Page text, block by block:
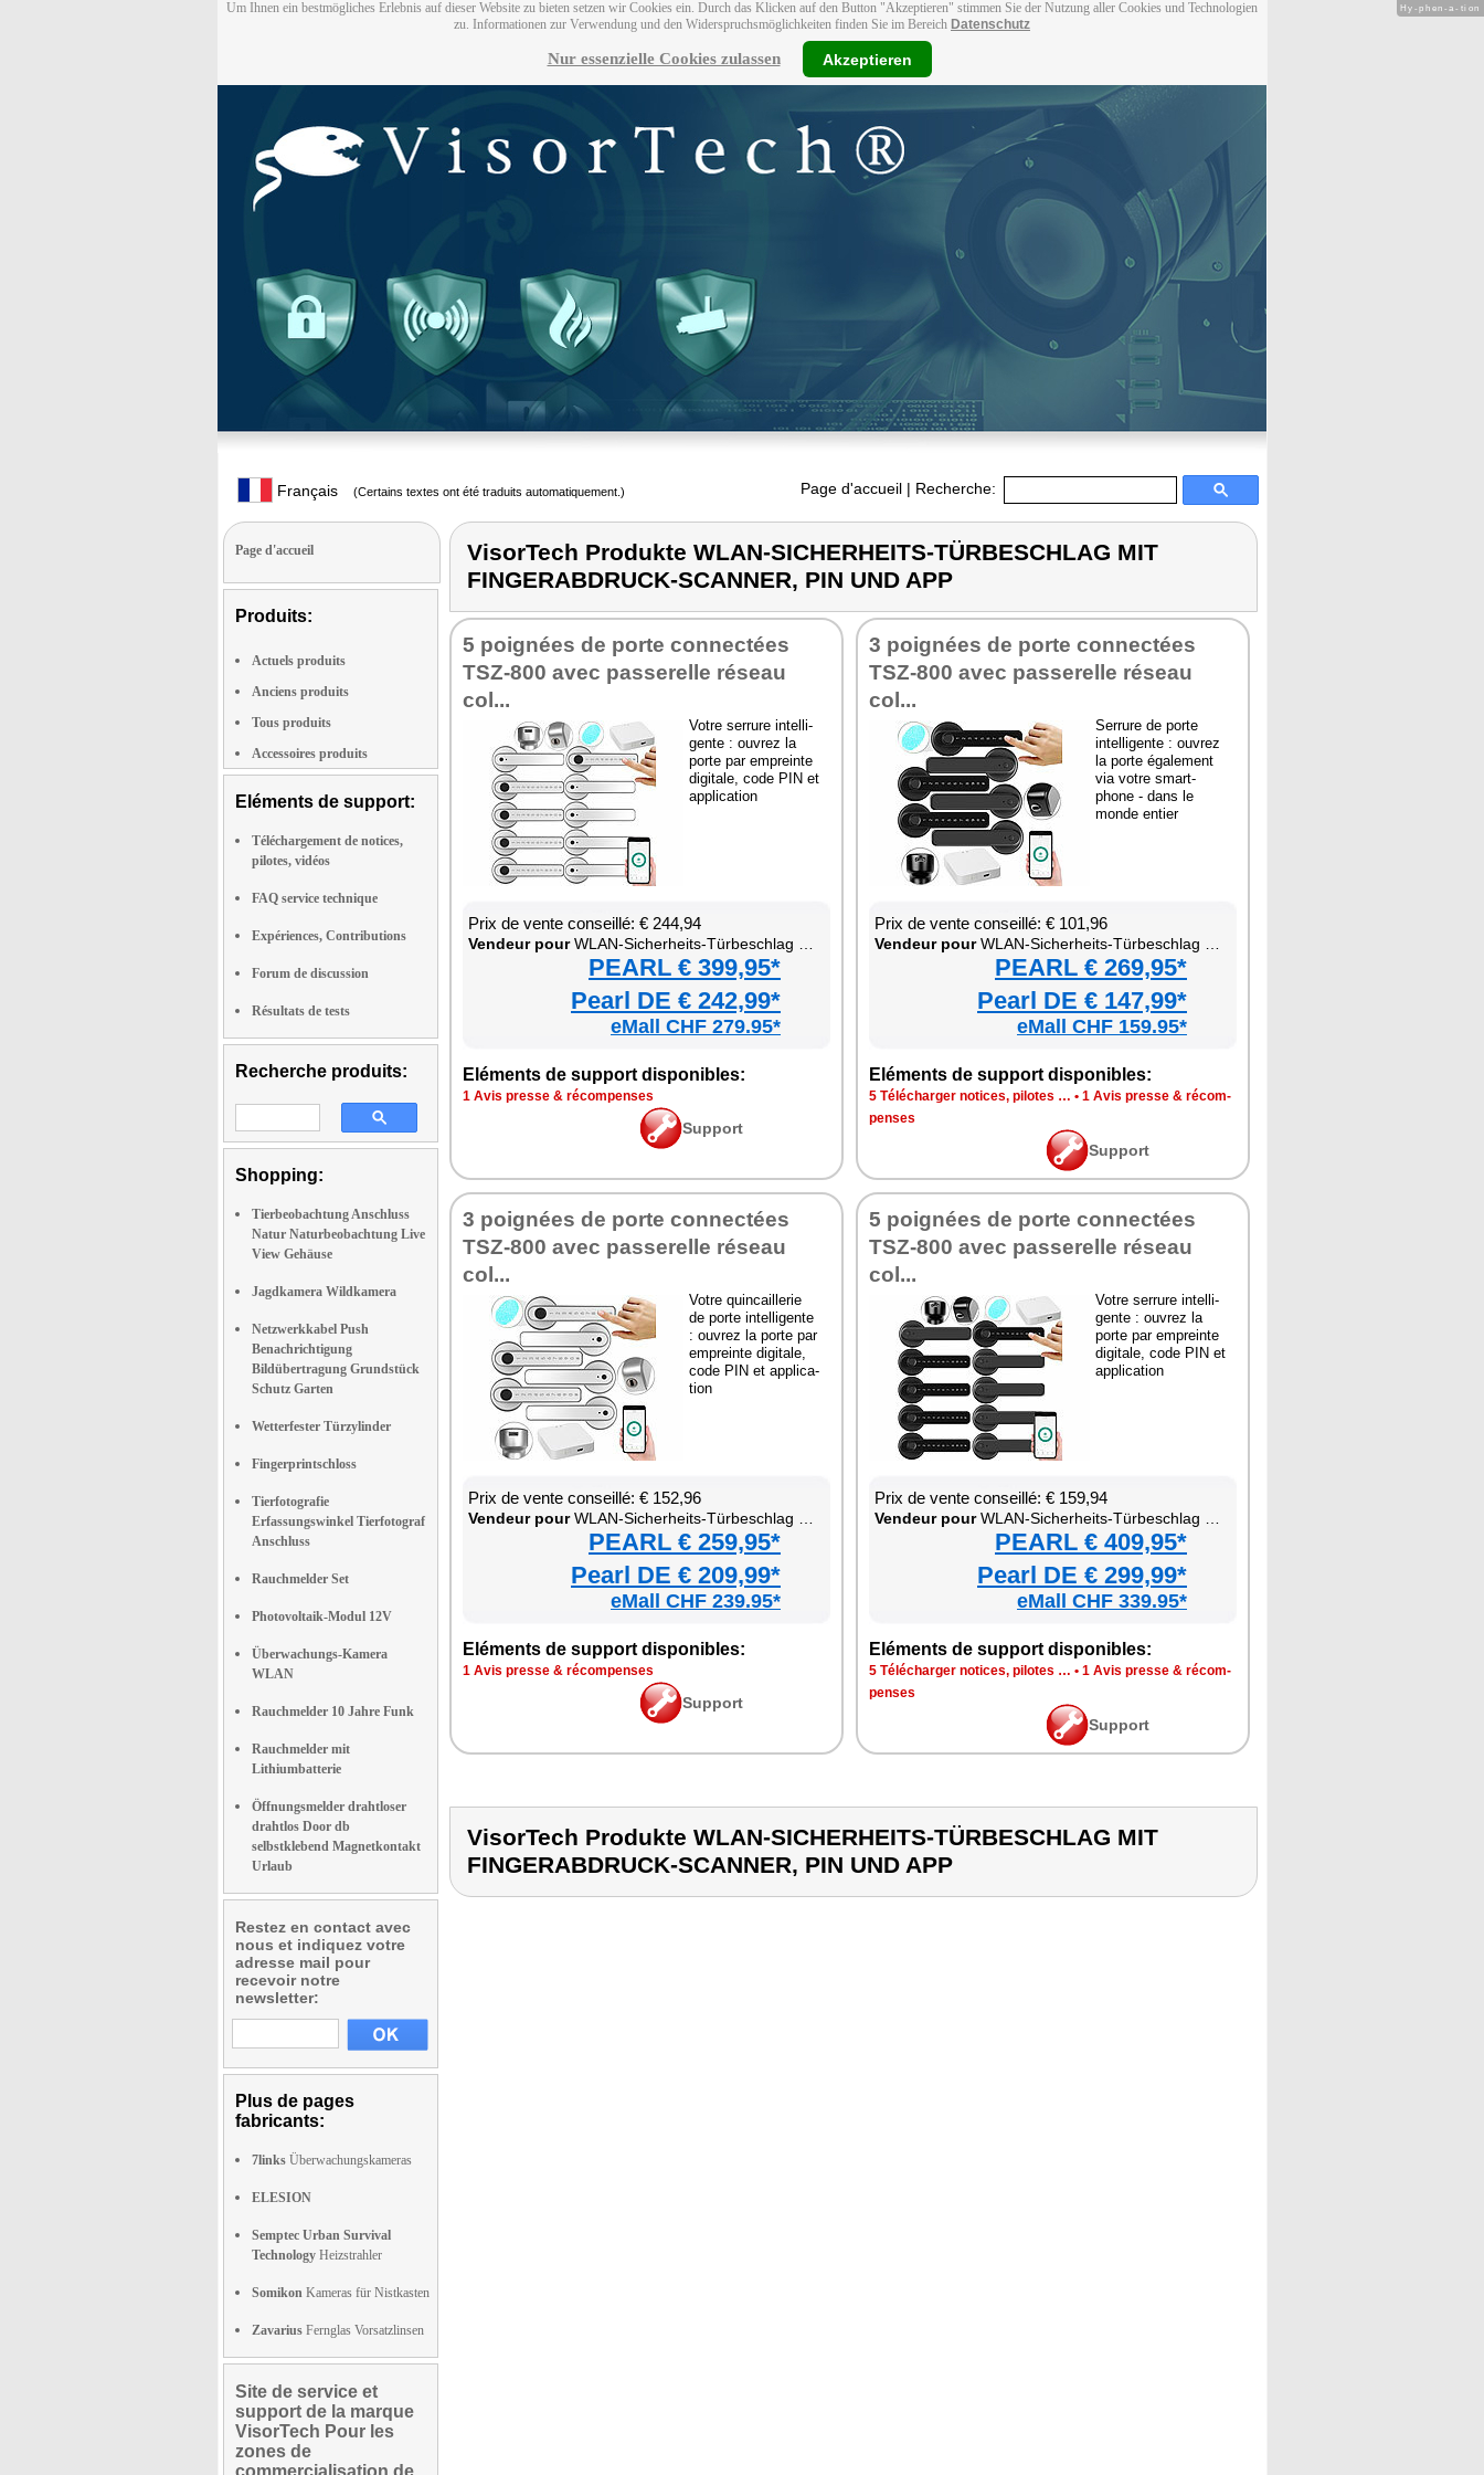
Um Ihnen ein bestmögliches Erlebnis auf dieser Website zu bieten setzen wir Cookies ein. Durch das Klicken auf den Button "Akzeptieren" stimmen Sie der Nutzung aller Cookies und Technologien
zu. Informationen zur Verwendung und den Widerspruchsmöglichkeiten finden Sie im Bereich Datenschutz
Nur essenzielle Cookies zulassen Akzeptieren
Français (Certains textes ont été traduits automatiquement.) Page d'accueil | Recherche:
Page d'accueil
Produits:
Actuels produits
Anciens produits
Tous produits
Accessoires produits
Eléments de support:
Téléchargement de notices,
pilotes, vidéos
FAQ service technique
Expériences, Contributions
Forum de discussion
Résultats de tests
Recherche produits:
Shopping:
Tierbeobachtung Anschluss
Natur Naturbeobachtung Live
View Gehäuse
Jagdkamera Wildkamera
Netzwerkkabel Push
Benachrichtigung
Bildübertragung Grundstück
Schutz Garten
Wetterfester Türzylinder
Fingerprintschloss
Tierfotografie
Erfassungswinkel Tierfotograf
Anschluss
Rauchmelder Set
Photovoltaik-Modul 12V
Überwachungs-Kamera
WLAN
Rauchmelder 10 Jahre Funk
Rauchmelder mit
Lithiumbatterie
Öffnungsmelder drahtloser
drahtlos Door db
selbstklebend Magnetkontakt
Urlaub
Restez en contact avec
nous et indiquez votre
adresse mail pour
recevoir notre
newsletter:
Plus de pages
fabricants:
7links Überwachungskameras
ELESION
Semptec Urban Survival
Technology Heizstrahler
Somikon Kameras für Nistkasten
Zavarius Fernglas Vorsatzlinsen
Site de service et
support de la marque
VisorTech Pour les
zones de
commercialisation de
VisorTech Produkte WLAN-SICHERHEITS-TÜRBESCHLAG MIT
FINGERABDRUCK-SCANNER, PIN UND APP
5 poi­gnées de porte connec­tées
TSZ-800 avec pas­se­relle réseau
col...
Votre ser­rure intel­li­
gente : ouvrez la
porte par empreinte
digi­tale, code PIN et
appli­ca­tion
Prix de vente conseillé: € 244,94
Ven­deur pourWLAN-Siche­rheits-Tür­bes­chlag mit Fin­ge­rab­druck-Scan­ner, PIN und App
PEARL € 399,95*
Pearl DE € 242,99*
eMall CHF 279.95*
Elé­ments de sup­port dis­po­nibles:
1 Avis presse & récom­penses
Sup­port
3 poi­gnées de porte connec­tées
TSZ-800 avec pas­se­relle réseau
col...
Ser­rure de porte
intel­li­gente : ouvrez
la porte éga­le­ment
via votre smart­
phone - dans le
monde entier
Prix de vente conseillé: € 101,96
Ven­deur pourWLAN-Siche­rheits-Tür­bes­chlag mit Fin­ge­rab­druck-Scan­ner, PIN und App
PEARL € 269,95*
Pearl DE € 147,99*
eMall CHF 159.95*
Elé­ments de sup­port dis­po­nibles:
5 Télé­char­ger notices, pilotes … • 1 Avis presse & récom­
penses
Sup­port
3 poi­gnées de porte connec­tées
TSZ-800 avec pas­se­relle réseau
col...
Votre quin­caille­rie
de porte intel­li­gente
: ouvrez la porte par
empreinte digi­tale,
code PIN et appli­ca­
tion
Prix de vente conseillé: € 152,96
Ven­deur pourWLAN-Siche­rheits-Tür­bes­chlag mit Fin­ge­rab­druck-Scan­ner, PIN und App
PEARL € 259,95*
Pearl DE € 209,99*
eMall CHF 239.95*
Elé­ments de sup­port dis­po­nibles:
1 Avis presse & récom­penses
Sup­port
5 poi­gnées de porte connec­tées
TSZ-800 avec pas­se­relle réseau
col...
Votre ser­rure intel­li­
gente : ouvrez la
porte par empreinte
digi­tale, code PIN et
appli­ca­tion
Prix de vente conseillé: € 159,94
Ven­deur pourWLAN-Siche­rheits-Tür­bes­chlag mit Fin­ge­rab­druck-Scan­ner, PIN und App
PEARL € 409,95*
Pearl DE € 299,99*
eMall CHF 339.95*
Elé­ments de sup­port dis­po­nibles:
5 Télé­char­ger notices, pilotes … • 1 Avis presse & récom­
penses
Sup­port
VisorTech Produkte WLAN-SICHERHEITS-TÜRBESCHLAG MIT
FINGERABDRUCK-SCANNER, PIN UND APP
Hy-phen-a-tion